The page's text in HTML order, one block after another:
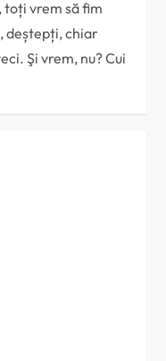
vrem să fim
deștepți, chiar
Şi vrem, nu? Cui